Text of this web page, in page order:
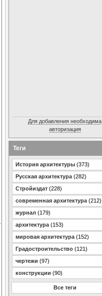
Для добавления необходима
авторизация
Теги
История архитектуры (373)
Русская архитектура (282)
Стройиздат (228)
современная архитектура (212)
журнал (179)
архитектура (153)
мировая архитектура (152)
Градостроительство (121)
чертежи (97)
конструкции (90)
Все теги